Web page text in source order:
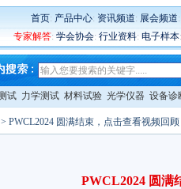
首页: 产品中心: 资讯频道: 展会频道
专家解答: 学会协会: 行业资料: 电子样本
试 力学测试 材料试验 光学仪器 设备诊
> PWCL2024 圆满结束，点击查看视频回顾
PWCL2024 圆满